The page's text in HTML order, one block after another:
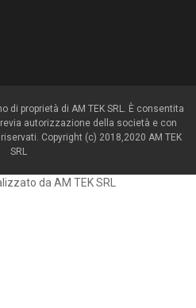
proprietà di AM TEK SRL. È consentita
autorizzazione della società e con
Copyright (c) 2018,2020 AM TEK
SRL
da AM TEK SRL